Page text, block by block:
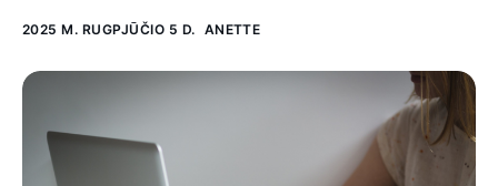
2025 M. RUGPJŪČIO 5 D. ANETTE